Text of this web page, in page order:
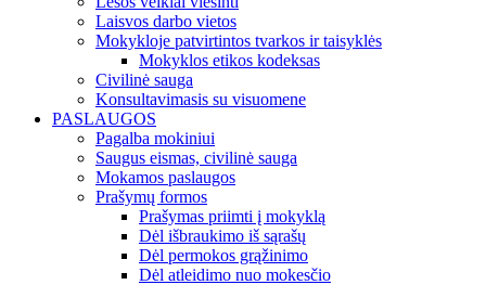
Laisvos darbo vietos
Mokykloje patvirtintos tvarkos ir taisyklės
Mokyklos etikos kodeksas
Civilinė sauga
Konsultavimasis su visuomene
PASLAUGOS
Pagalba mokiniui
Saugus eismas, civilinė sauga
Mokamos paslaugos
Prašymų formos
Prašymas priimti į mokyklą
Dėl išbraukimo iš sąrašų
Dėl permokos grąžinimo
Dėl atleidimo nuo mokesčio